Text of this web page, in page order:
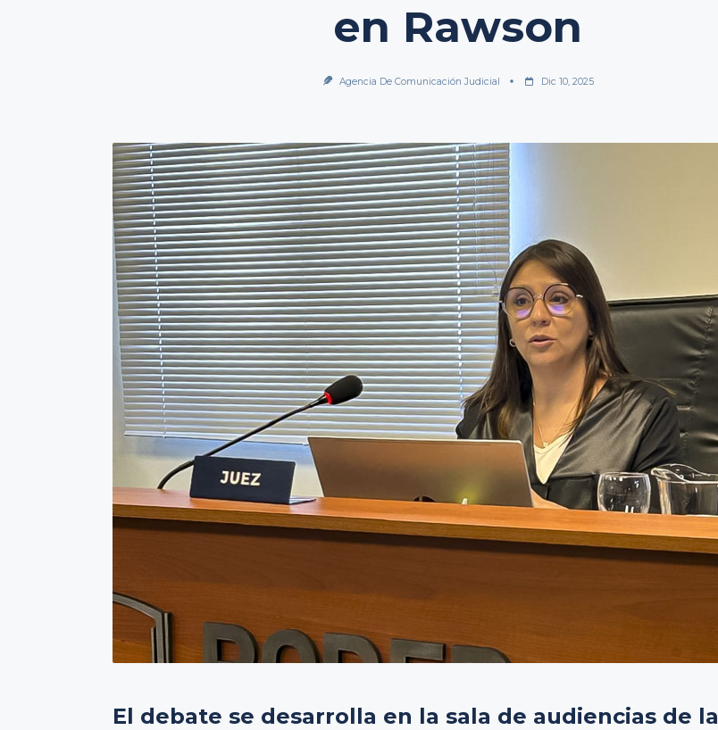
en Rawson
Agencia De Comunicación Judicial Dic 10, 2025
El debate se desarrolla en la sala de audiencias de la